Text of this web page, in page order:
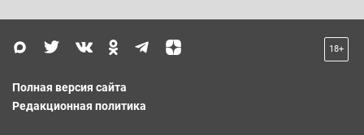
18+
Полная версия сайта
Редакционная политика